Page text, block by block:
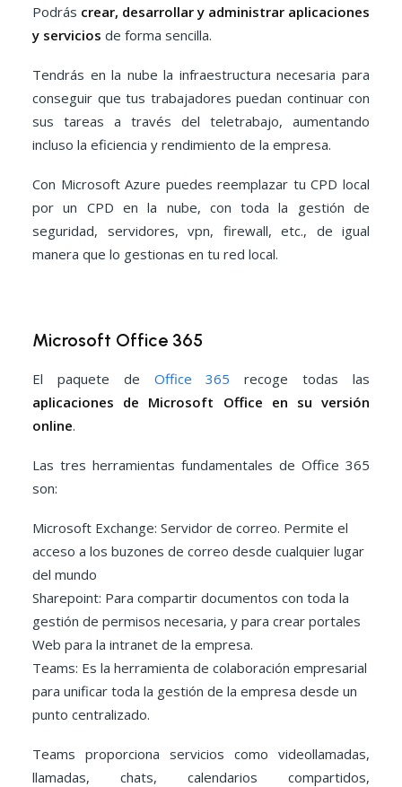
Podrás crear, desarrollar y administrar aplicaciones
y servicios de forma sencilla.
Tendrás en la nube la infraestructura necesaria para
conseguir que tus trabajadores puedan continuar con
sus tareas a través del teletrabajo, aumentando
incluso la eficiencia y rendimiento de la empresa.
Con Microsoft Azure puedes reemplazar tu CPD local
por un CPD en la nube, con toda la gestión de
seguridad, servidores, vpn, firewall, etc., de igual
manera que lo gestionas en tu red local.
Microsoft Office 365
El paquete de Office 365 recoge todas las
aplicaciones de Microsoft Office en su versión
online.
Las tres herramientas fundamentales de Office 365
son:
Microsoft Exchange: Servidor de correo. Permite el
acceso a los buzones de correo desde cualquier lugar
del mundo
Sharepoint: Para compartir documentos con toda la
gestión de permisos necesaria, y para crear portales
Web para la intranet de la empresa.
Teams: Es la herramienta de colaboración empresarial
para unificar toda la gestión de la empresa desde un
punto centralizado.
Teams proporciona servicios como videollamadas,
llamadas, chats, calendarios compartidos,